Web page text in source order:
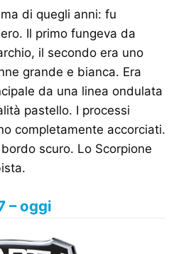
di quegli anni: fu
Il primo fungeva da
il secondo era uno
grande e bianca. Era
da una linea ondulata
pastello. I processi
completamente accorciati.
scuro. Lo Scorpione
– oggi